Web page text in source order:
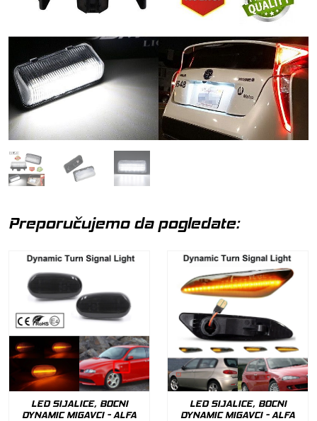
Preporučujemo da pogledate:
LED SIJALICE, BOCNI
DYNAMIC MIGAVCI - ALFA
LED SIJALICE, BOCNI
DYNAMIC MIGAVCI - ALFA